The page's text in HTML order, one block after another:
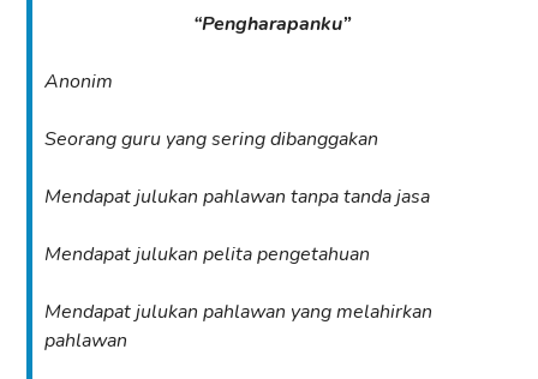
“Pengharapanku”
Anonim
Seorang guru yang sering dibanggakan
Mendapat julukan pahlawan tanpa tanda jasa
Mendapat julukan pelita pengetahuan
Mendapat julukan pahlawan yang melahirkan
pahlawan